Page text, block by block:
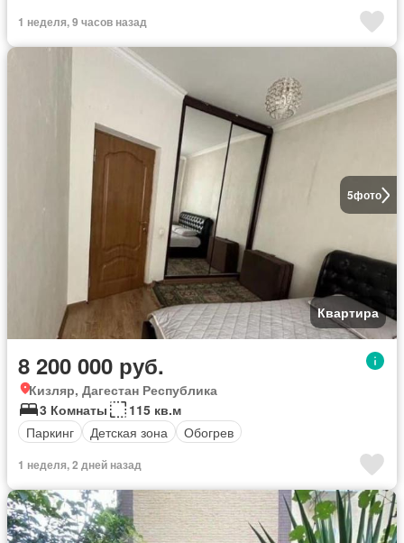
1 неделя, 9 часов назад
5фото
Квартира
8 200 000 руб.
Кизляр, Дагестан Республика
3 Комнаты
115 кв.м
Паркинг
Детская зона Обогрев
1 неделя, 2 дней назад